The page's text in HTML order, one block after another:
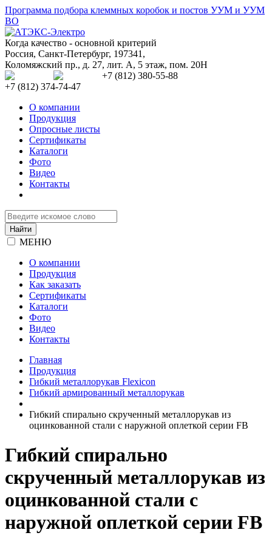
Программа подбора клеммных коробок и постов УУМ и УУМ
ВО
Когда качество - основной критерий
Россия, Санкт-Петербург, 197341 ,
Коломяжский пр., д. 27, лит. А, 5 этаж, пом. 20Н
+7 (812) 380-55-88
+7 (812) 374-74-47
О компании
Продукция
Опросные листы
Сертификаты
Каталоги
Фото
Видео
Контакты
МЕНЮ
О компании
Продукция
Как заказать
Сертификаты
Каталоги
Фото
Видео
Контакты
Главная
Продукция
Гибкий металлорукав Flexicon
Гибкий армированный металлорукав
Гибкий спирально скрученный металлорукав из
оцинкованной стали с наружной оплеткой серии FB
Гибкий спирально
скрученный металлорукав из
оцинкованной стали с
наружной оплеткой серии FB